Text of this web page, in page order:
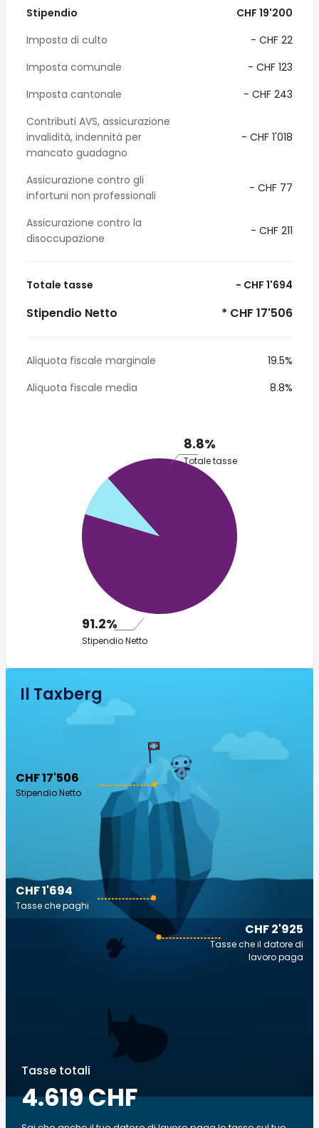
Stipendio
CHF 19'200
Imposta di culto
- CHF 22
Imposta comunale
- CHF 123
Imposta cantonale
- CHF 243
Contributi AVS, assicurazione
invalidità, indennità per
mancato guadagno
- CHF 1'018
Assicurazione contro gli
infortuni non professionali
- CHF 77
Assicurazione contro la
disoccupazione
- CHF 211
Totale tasse - CHF 1'694
Stipendio Netto * CHF 17'506
Aliquota fiscale marginale
19.5%
Aliquota fiscale media
8.8%
8.8%
Totale tasse
91.2%
Stipendio Netto
Il Taxberg
CHF 17'506
Stipendio Netto
CHF 2'925
Tasse che il datore di
lavoro paga
CHF 1'694
Tasse che paghi
Tasse totali
4.619 CHF